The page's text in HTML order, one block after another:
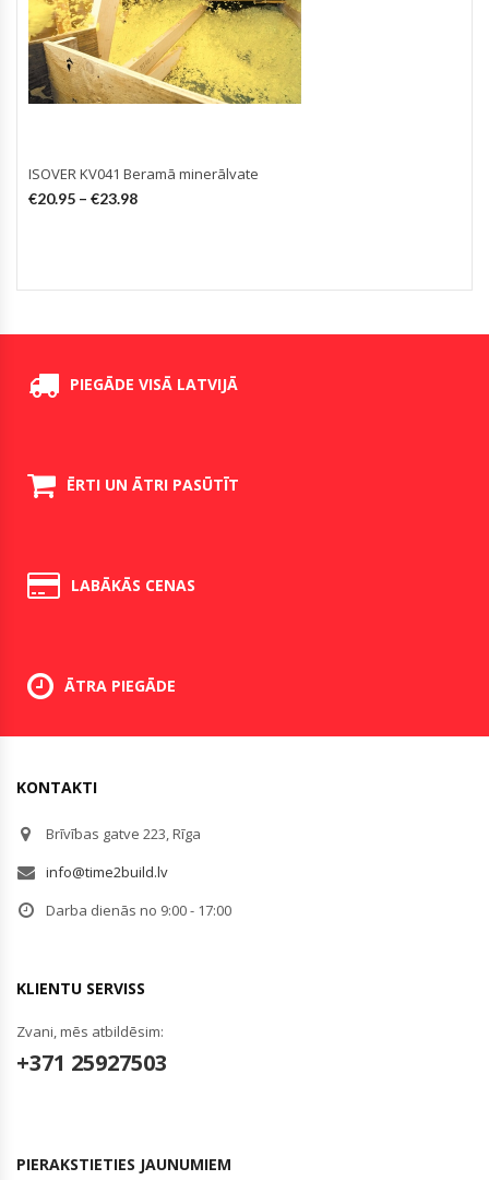
ISOVER KV041 Beramā minerālvate
€20.95 – €23.98
PIEGĀDE VISĀ LATVIJĀ
ĒRTI UN ĀTRI PASŪTĪT
LABĀKĀS CENAS
ĀTRA PIEGĀDE
KONTAKTI
Brīvības gatve 223, Rīga
info@time2build.lv
Darba dienās no 9:00 - 17:00
KLIENTU SERVISS
Zvani, mēs atbildēsim:
+371 25927503
PIERAKSTIETIES JAUNUMIEM